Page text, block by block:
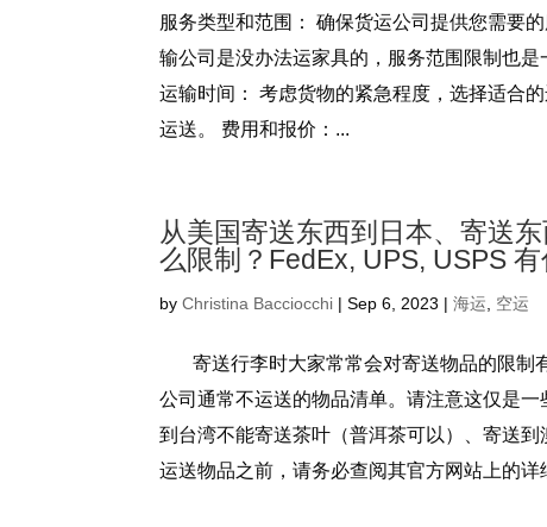
服务类型和范围： 确保货运公司提供您需要
输公司是没办法运家具的，服务范围限制也
运输时间： 考虑货物的紧急程度，选择适合
运送。 费用和报价：...
从美国寄送东西到日本、寄送
么限制？FedEx, UPS, USPS
byChristina Bacciocchi |Sep 6, 2023 |海运 空运
寄送行李时大家常常会对寄送物品的限制
公司通常不运送的物品清单。请注意这仅是
到台湾不能寄送茶叶（普洱茶可以）、寄送
运送物品之前，请务必查阅其官方网站上的详